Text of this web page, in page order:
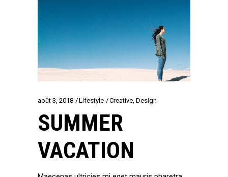
août 3, 2018 Lifestyle Creative, Design
SUMMER
VACATION